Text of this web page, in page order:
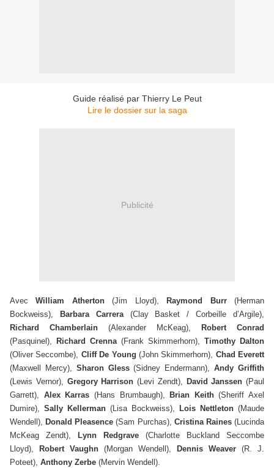
Guide réalisé par Thierry Le Peut
Lire le dossier sur la saga
Publicité
AvecWilliam Atherton(Jim Lloyd), Raymond Burr(Herman
Bockweiss),
Barbara Carrera(Clay Basket / Corbeille d’Argile),
Richard Chamberlain (Alexander McKeag),
Robert Conrad
(Pasquinel),
Richard Crenna(Frank Skimmerhorn), Timothy Dalton
(Oliver Seccombe), Cliff De Young (John Skimmerhorn), Chad Everett
(Maxwell Mercy), Sharon Gless(Sidney Endermann),Andy Griffith
(Lewis Vernor), Gregory Harrison (Levi Zendt), David Janssen (Paul
Garrett), Alex Karras (Hans Brumbaugh), Brian Keith(Sheriff Axel
Dumire), Sally Kellerman (Lisa Bockweiss), Lois Nettleton (Maude
Wendell), Donald Pleasence (Sam Purchas), Cristina Raines(Lucinda
McKeag Zendt),
Lynn Redgrave (Charlotte Buckland Seccombe
Lloyd),
Robert Vaughn (Morgan Wendell), Dennis Weaver (R. J.
Poteet), Anthony Zerbe (Mervin Wendell).